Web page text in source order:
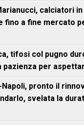
calciatori
a fine mercato
tifosi col pugno
pazienza per
pronto il
svelata la